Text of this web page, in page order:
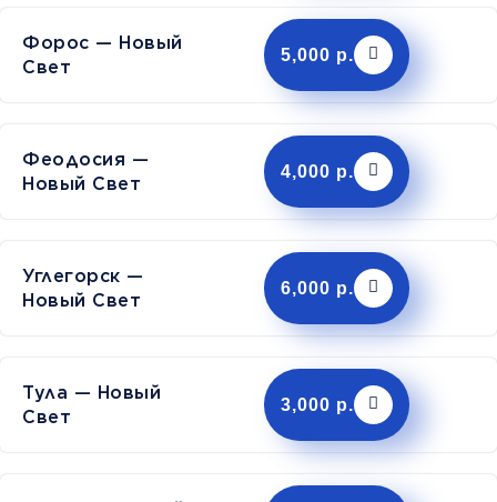
Форос — Новый
Свет
5,000 р.
Феодосия —
Новый Свет
4,000 р.
Углегорск —
Новый Свет
6,000 р.
Тула — Новый
Свет
3,000 р.